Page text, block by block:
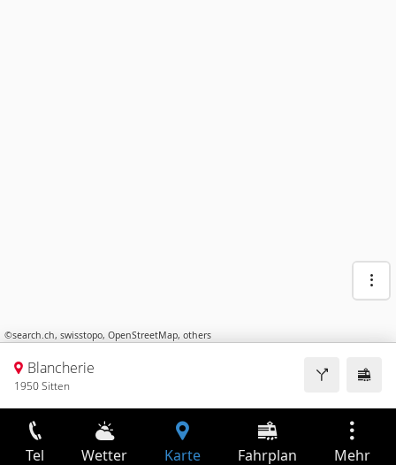
©search.ch, swisstopo, OpenStreetMap, others
Blancherie
1950 Sitten
Tel Wetter Karte Fahrplan Mehr